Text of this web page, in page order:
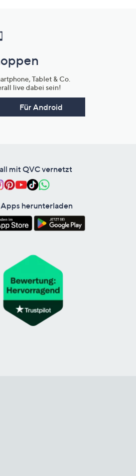
Tablet & Co.
live dabei sein!
Für Android
mit QVC vernetzt
herunterladen